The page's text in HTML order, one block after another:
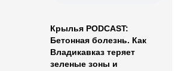
Крылья PODCAST:
Бетонная болезнь. Как
Владикавказ теряет
зеленые зоны и